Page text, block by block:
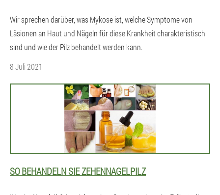
Wir sprechen darüber, was Mykose ist, welche Symptome von
Läsionen an Haut und Nägeln für diese Krankheit charakteristisch
sind und wie der Pilz behandelt werden kann.
8 Juli 2021
SO BEHANDELN SIE ZEHENNAGELPILZ